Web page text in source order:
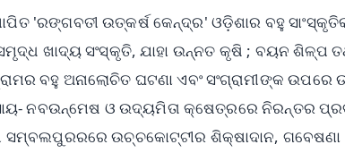
'ରଙ୍ଗବତୀ ଉତ୍କର୍ଷ କେନ୍ଦ୍ର' ଓଡ଼ିଶାର ବହୁ
ଖାଦ୍ୟ ସଂସ୍କୃତି, ଯାହା ଉନ୍ନତ କୃଷି ; ବୟନ ଶିଳ୍ପ
ବହୁ ଅନାଲୋଚିତ ଘଟଣା ଏବଂ ସଂଗ୍ରାମୀଙ୍କ
ନବଉନ୍ମେଷ ଓ ଉଦ୍ୟମିତା କ୍ଷେତ୍ରରେ ନିରନ୍ତର
ଉଚ୍ଚକୋଟ୍ଟୀର ଶିକ୍ଷାଦାନ, ଗବେଷଣା